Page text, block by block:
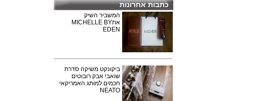
כתבות אחרונות
המשביר השיק
אתMICHELLE BY
EDEN
ביקונקט משיקה סדרת
שואבי אבק רובוטים
חכמים למותג האמריקאי
NEATO